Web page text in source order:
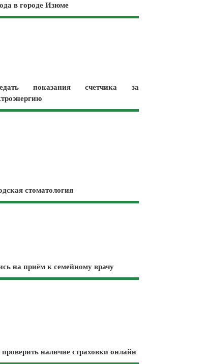
в городе Изюме
показания счетчика за
стоматология
на приём к семейному врачу
наличие страховки онлайн